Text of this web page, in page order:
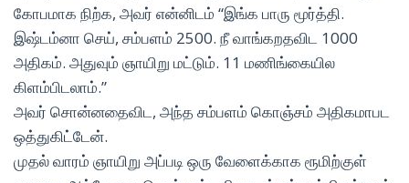
கோபமாக நிற்க, அவர் என்னிடம் “இங்க பாரு மூர்த்தி.
இஷ்டம்னா செய், சம்பளம் 2500. நீ வாங்கறதவிட 1000
அதிகம். அதுவும் ஞாயிறு மட்டும். 11 மணிங்கையில
கிளம்பிடலாம்.”
அவர் சொன்னதைவிட, அந்த சம்பளம் கொஞ்சம் அதிகமாபட
ஒத்துகிட்டேன்.
முதல் வாரம் ஞாயிறு அப்படி ஒரு வேளைக்காக ரூமிற்குள்